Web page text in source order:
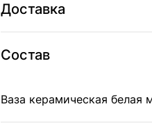
Доставка
Состав
Ваза керамическая белая